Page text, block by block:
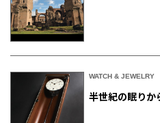
WATCH & JEWELRY
半世紀の眠りか